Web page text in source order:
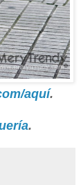
aquí.
.